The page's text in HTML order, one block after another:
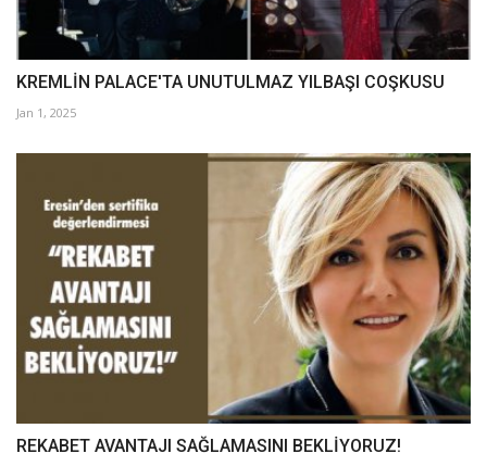
KREMLİN PALACE'TA UNUTULMAZ YILBAŞI COŞKUSU
Jan 1, 2025
REKABET AVANTAJI SAĞLAMASINI BEKLİYORUZ!